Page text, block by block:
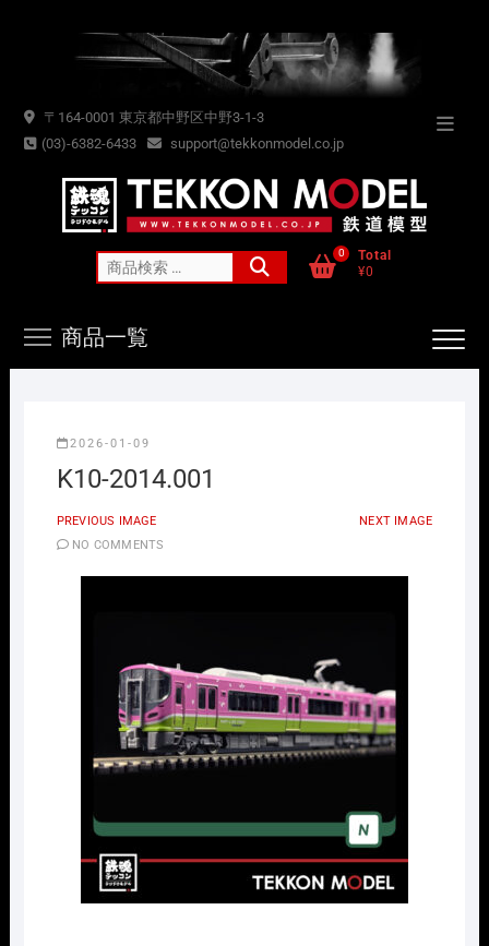
〒164-0001 東京都中野区中野3-1-3
(03)-6382-6433
support@tekkonmodel.co.jp
索
0
Total
¥0
商品一覧
2026-01-09
K10-2014.001
PREVIOUS IMAGE
NEXT IMAGE
NO COMMENTS